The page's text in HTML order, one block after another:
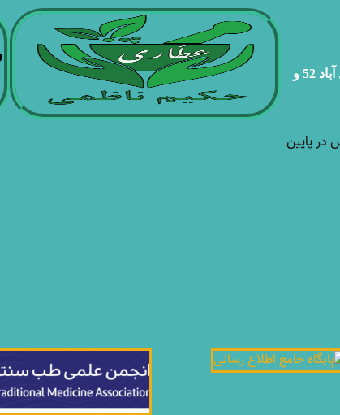
مشهد ، بلوار وکیل آباد ،بین وکیل آباد 52 و
تماس در پایین